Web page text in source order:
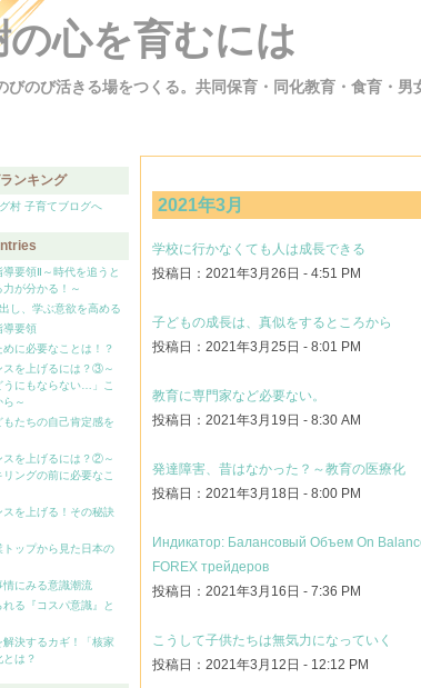
の心を育むには
びのび活きる場をつくる。共同保育・同化教育・食育・男
ンキング
要領Ⅱ～時代を追うと
が分かる！～
し、学ぶ意欲を高める
導要領
に必要なことは！？
スを上げるには？③～
うにもならない…」こ
ら～
もたちの自己肯定感を
スを上げるには？②～
ングの前に必要なこ
を上げる！その秘訣
ップから見た日本の
にみる意識潮流
る『コスパ意識』と
決するカギ！「核家
は？
2021年3月
学校に行かなくても人は成長できる
投稿日：2021年3月26日 - 4:51 PM
子どもの成長は、真似をするところから
投稿日：2021年3月25日 - 8:01 PM
教育に専門家など必要ない。
投稿日：2021年3月19日 - 8:30 AM
発達障害、昔はなかった？～教育の医療化
投稿日：2021年3月18日 - 8:00 PM
Индикатор: Балансовый Объем On
FOREX трейдеров
投稿日：2021年3月16日 - 7:36 PM
こうして子供たちは無気力になっていく
投稿日：2021年3月12日 - 12:12 PM